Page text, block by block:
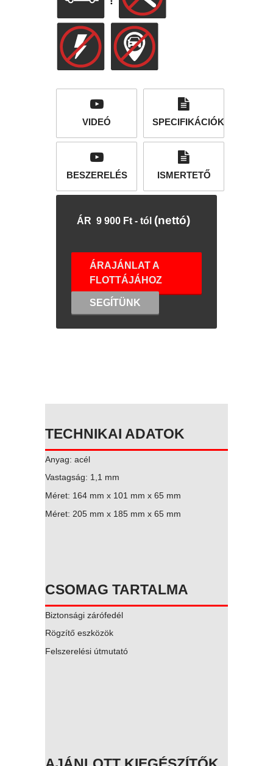
VIDEÓ SPECIFIKÁCIÓK
BESZERELÉS ISMERTETŐ
ÁR 9 900 Ft - tól (nettó)
ÁRAJÁNLAT A
FLOTTÁJÁHOZ
SEGÍTÜNK
TECHNIKAI ADATOK
Anyag: acél
Vastagság: 1,1 mm
Méret: 164 mm x 101 mm x 65 mm
Méret: 205 mm x 185 mm x 65 mm
CSOMAG TARTALMA
Biztonsági zárófedél
Rögzítő eszközök
Felszerelési útmutató